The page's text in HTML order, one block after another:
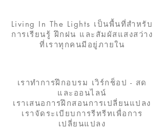
Living In The Lights เป็นพื้นที่สำหรับ
การเรียนรู้ ฝึกฝน และสัมผัสแสงสว่าง
ที่เราทุกคนมีอยู่ภายใน
เราทำการฝึกอบรม เวิร์กช็อป - สด
และออนไลน์
เราเสนอการฝึกสอนการเปลี่ยนแปลง
เราจัดระเบียบการรีทรีทเพื่อการ
เปลี่ยนแปลง